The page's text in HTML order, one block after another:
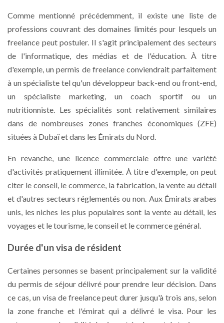
Comme mentionné précédemment, il existe une liste de
professions couvrant des domaines limités pour lesquels un
freelance peut postuler. Il s'agit principalement des secteurs
de l'informatique, des médias et de l'éducation. À titre
d'exemple, un permis de freelance conviendrait parfaitement
à un spécialiste tel qu'un développeur back-end ou front-end,
un spécialiste marketing, un coach sportif ou un
nutritionniste. Les spécialités sont relativement similaires
dans de nombreuses zones franches économiques (ZFE)
situées à Dubaï et dans les Émirats du Nord.
En revanche, une licence commerciale offre une variété
d'activités pratiquement illimitée. À titre d'exemple, on peut
citer le conseil, le commerce, la fabrication, la vente au détail
et d'autres secteurs réglementés ou non. Aux Émirats arabes
unis, les niches les plus populaires sont la vente au détail, les
voyages et le tourisme, le conseil et le commerce général.
Durée d'un visa de résident
Certaines personnes se basent principalement sur la validité
du permis de séjour délivré pour prendre leur décision. Dans
ce cas, un visa de freelance peut durer jusqu'à trois ans, selon
la zone franche et l'émirat qui a délivré le visa. Pour les